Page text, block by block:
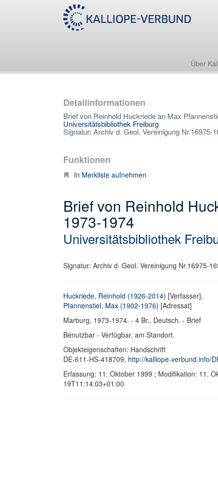
Über
Detailinformationen
Brief von Reinhold Huckriede an Max
Universitätsbibliothek Freiburg
Signatur: Archiv d. Geol. Vereinigung Nr.16975-
Funktionen
In Merkliste aufnehmen
Brief von Reinhold
1973-1974
Universitätsbibliothek
Signatur: Archiv d. Geol. Vereinigung Nr.16975-
Huckriede, Reinhold (1926-2014) [Verfasser],
Pfannenstiel, Max (1902-1976) [Adressat]
Marburg, 1973-1974. - 4 Br., Deutsch. - Brief
Benutzbar - Verfügbar, am Standort.
Objekteigenschaften: Handschrift
DE-611-HS-418709, http://kalliope-verbund.info/
Erfassung: 11. Oktober 1999 ; Modifikation: 11.
19T11:14:03+01:00